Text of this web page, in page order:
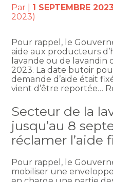
Par 1 SEPTEMBRE
2023)
Pour rappel, le
aide aux producteurs
lavande ou de lavandin
2023. La date butoir
demande d’aide était
vient d’être reportée…
Secteur de la
jusqu’au 8
réclamer l’aide
Pour rappel, le
mobiliser une